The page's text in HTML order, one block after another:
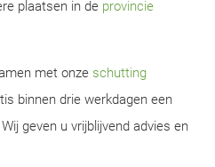
plaatsen in de provincie
met onze schutting
binnen drie werkdagen een
geven u vrijblijvend advies en